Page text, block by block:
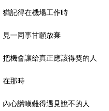
猶記得在機場工作時
見一同事甘願放棄
把機會讓給真正應該得獎的人
在那時
內心讚嘆難得遇見說不的人